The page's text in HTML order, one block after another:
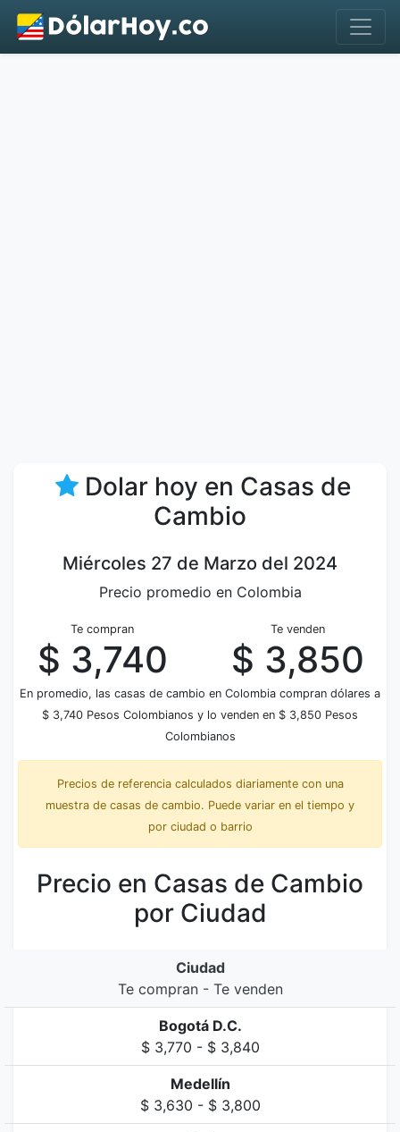
Dolar hoy en Casas de
Cambio
Miércoles 27 de Marzo del 2024
Precio promedio en Colombia
Te compran
$ 3,740
Te venden
$ 3,850
En promedio, las casas de cambio en Colombia compran dólares a
$ 3,740 Pesos Colombianos y lo venden en $ 3,850 Pesos
Colombianos
Precios de referencia calculados diariamente con una
muestra de casas de cambio. Puede variar en el tiempo y
por ciudad o barrio
Precio en Casas de Cambio
por Ciudad
Ciudad
Te compran - Te venden
Bogotá D.C.
$ 3,770 - $ 3,840
Medellín
$ 3,630 - $ 3,800